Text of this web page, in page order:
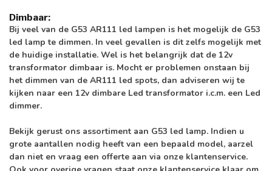
Dimbaar:
Bij veel van de G53 AR111 led lampen is het mogelijk de G53
led lamp te dimmen. In veel gevallen is dit zelfs mogelijk met
de huidige installatie. Wel is het belangrijk dat de 12v
transformator dimbaar is. Mocht er problemen onstaan bij
het dimmen van de AR111 led spots, dan adviseren wij te
kijken naar een 12v dimbare Led transformator i.c.m. een Led
dimmer.
Bekijk gerust ons assortiment aan G53 led lamp. Indien u
grote aantallen nodig heeft van een bepaald model, aarzel
dan niet en vraag een offerte aan via onze klantenservice.